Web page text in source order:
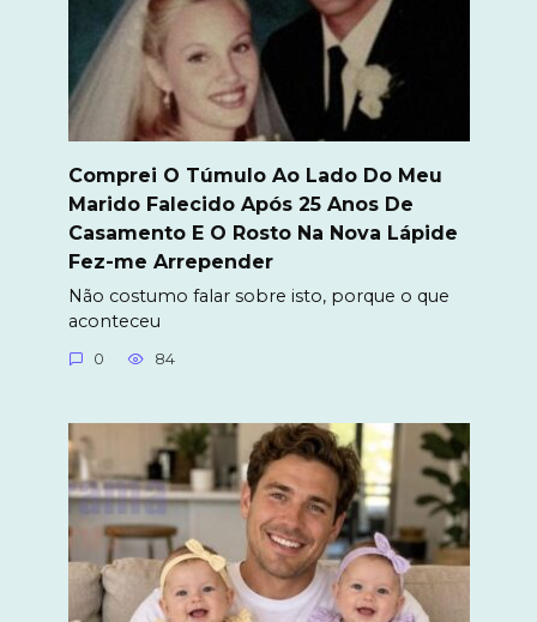
Comprei O Túmulo Ao Lado Do Meu
Marido Falecido Após 25 Anos De
Casamento E O Rosto Na Nova Lápide
Fez-me Arrepender
Não costumo falar sobre isto, porque o que
aconteceu
0 84